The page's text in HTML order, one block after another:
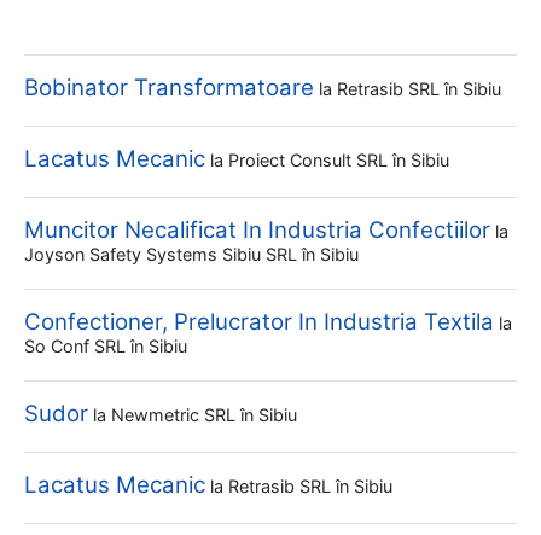
Bobinator Transformatoare la Retrasib SRL în Sibiu
Lacatus Mecanic la Proiect Consult SRL în Sibiu
Muncitor Necalificat In Industria Confectiilor la
Joyson Safety Systems Sibiu SRL în Sibiu
Confectioner, Prelucrator In Industria Textila la
So Conf SRL în Sibiu
Sudor la Newmetric SRL în Sibiu
Lacatus Mecanic la Retrasib SRL în Sibiu